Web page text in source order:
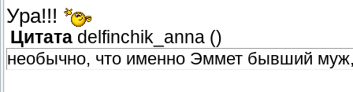
Ура!!!
Цитата delfinchik_anna ()
необычно, что именно Эммет бывший